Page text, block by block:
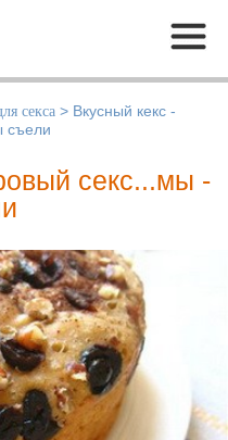
Меню
секса > Вкусный кекс -
съели
секс...мы -